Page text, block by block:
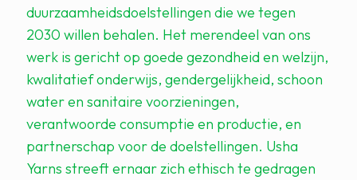
duurzaamheidsdoelstellingen die we tegen
2030 willen behalen. Het merendeel van ons
werk is gericht op goede gezondheid en welzijn,
kwalitatief onderwijs, gendergelijkheid, schoon
water en sanitaire voorzieningen,
verantwoorde consumptie en productie, en
partnerschap voor de doelstellingen. Usha
Yarns streeft ernaar zich ethisch te gedragen